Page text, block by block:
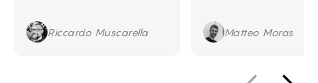
Riccardo Muscarella Matteo Moras